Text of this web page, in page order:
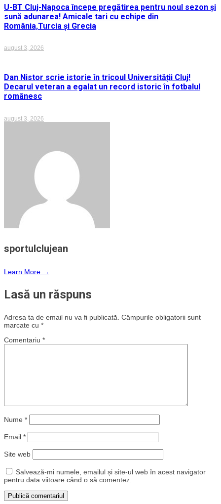
U-BT Cluj-Napoca începe pregătirea pentru noul sezon și
sună adunarea! Amicale tari cu echipe din
România,Turcia și Grecia
august 3, 2026
Dan Nistor scrie istorie în tricoul Universității Cluj!
Decarul veteran a egalat un record istoric în fotbalul
românesc
august 3, 2026
sportulclujean
Learn More →
Lasă un răspuns
Adresa ta de email nu va fi publicată. Câmpurile obligatorii sunt
marcate cu *
Comentariu *
Nume *
Email *
Site web
Salvează-mi numele, emailul și site-ul web în acest navigator
pentru data viitoare când o să comentez.